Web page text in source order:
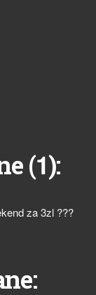
(1):
za 3zl ???